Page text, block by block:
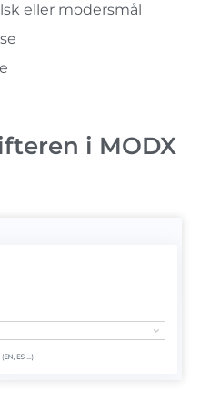
eller modersmål
i MODX